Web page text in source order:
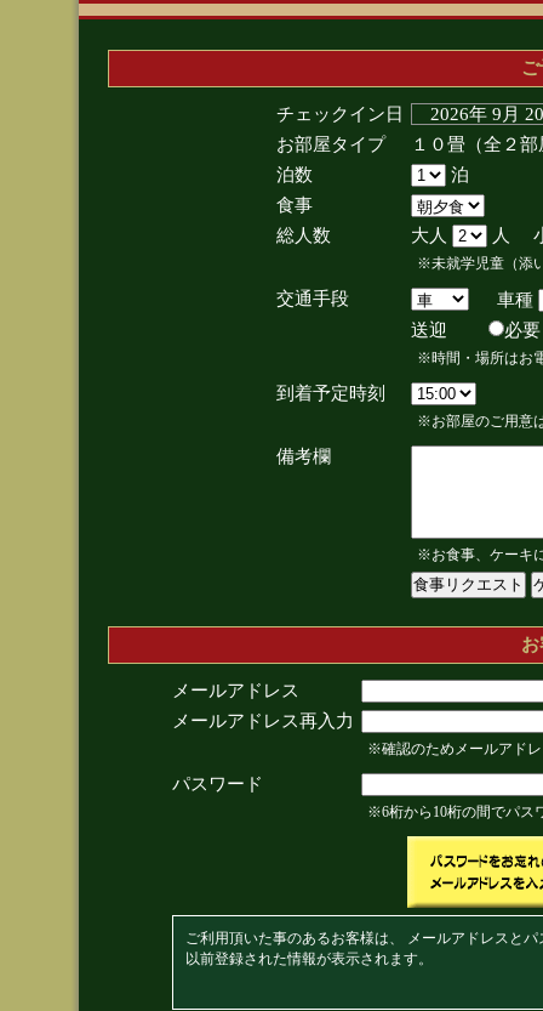
チェックイン日
2026年 9月
お部屋タイプ
１０畳（全２
泊数
泊
食事
総人数
大人 人
※未就学児童（添
交通手段
車種
送迎
※時間・場所はお
到着予定時刻
※お部屋のご用意
備考欄
※お食事、ケーキ
メールアドレス
メールアドレス再入力
※確認のためメールアド
パスワード
※6桁から10桁の間でパス
ご利用頂いた事のあるお客様は、 メールアドレスと
以前登録された情報が表示されます。